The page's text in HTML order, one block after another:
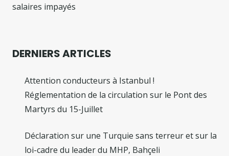
salaires impayés
DERNIERS ARTICLES
Attention conducteurs à Istanbul !
Réglementation de la circulation sur le Pont des
Martyrs du 15-Juillet
Déclaration sur une Turquie sans terreur et sur la
loi-cadre du leader du MHP, Bahçeli